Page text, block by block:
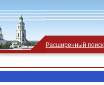
Расширенный поиск